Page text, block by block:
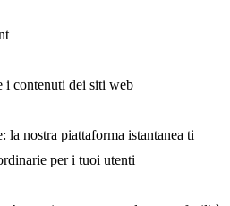
i contenuti dei siti web
la nostra piattaforma istantanea ti
per i tuoi utenti